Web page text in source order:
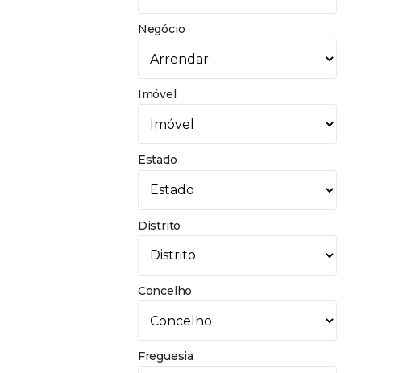
Negócio
Imóvel
Estado
Distrito
Concelho
Freguesia